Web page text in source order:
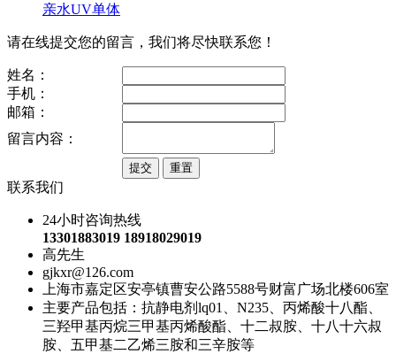
亲水UV单体
请在线提交您的留言，我们将尽快联系您！
姓名：
手机：
邮箱：
留言内容：
联系我们
24小时咨询热线
13301883019 18918029019
高先生
gjkxr@126.com
上海市嘉定区安亭镇曹安公路5588号财富广场北楼606室
主要产品包括：抗静电剂lq01、N235、丙烯酸十八酯、
三羟甲基丙烷三甲基丙烯酸酯、十二叔胺、十八十六叔
胺、五甲基二乙烯三胺和三辛胺等